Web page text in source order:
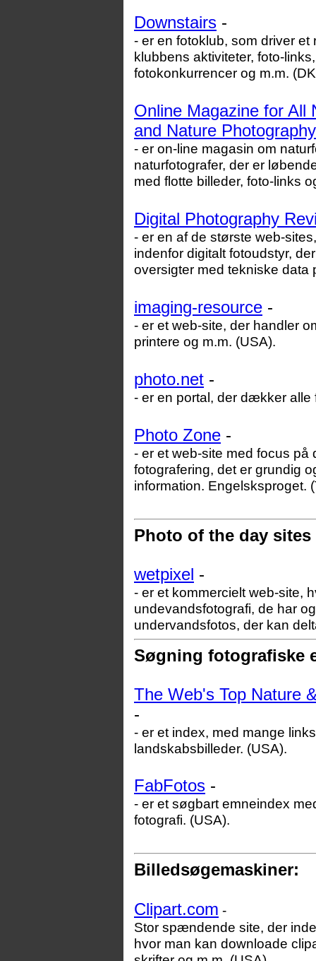
Downstairs -
- er en fotoklub, som driver
klubbens aktiviteter, foto-
fotokonkurrencer og m.m.
Online Magazine for All
and Nature
- er on-line magasin om
naturfotografer, der er
med flotte billeder, foto-links
Digital Photography
- er en af de største web-
indenfor digitalt fotoudstyr,
oversigter med tekniske data
imaging-resource -
- er et web-site, der handler
printere og m.m. (USA).
photo.net -
- er en portal, der dækker alle
Photo Zone -
- er et web-site med focus
fotografering, det er grundig
information. Engelsksproget.
Photo of the day sites
wetpixel -
- er et kommercielt web-site,
undevandsfotografi, de har
undervandsfotos, der kan
Søgning fotografiske
The Web's Top Nature
-
- er et index, med mange
landskabsbilleder. (USA).
FabFotos -
- er et søgbart emneindex
fotografi. (USA).
Billedsøgemaskiner:
Clipart.com -
Stor spændende site, der
hvor man kan downloade